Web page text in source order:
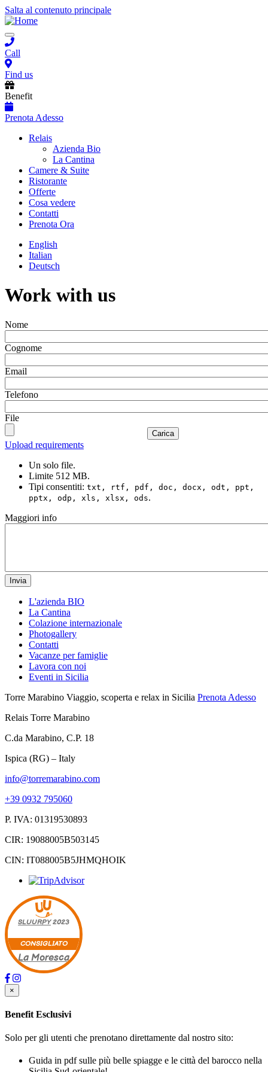
Salta al contenuto principale
Toggle
navigation
Call
Find us
Benefit
Prenota Adesso
Main
navigation
Relais
Azienda Bio
La Cantina
Camere & Suite
Ristorante
Offerte
Cosa vedere
Contatti
Prenota Ora
English
Italian
Deutsch
Work with us
Nome
Cognome
Email
Telefono
File
Carica
Upload requirements
Un solo file.
Limite 512 MB.
Tipi consentiti: txt, rtf, pdf, doc, docx, odt, ppt,
pptx, odp, xls, xlsx, ods.
Maggiori info
Invia
L'azienda BIO
La Cantina
Colazione internazionale
Photogallery
Contatti
Vacanze per famiglie
Lavora con noi
Eventi in Sicilia
Torre Marabino Viaggio, scoperta e relax in Sicilia Prenota Adesso
Relais Torre Marabino
C.da Marabino, C.P. 18
Ispica (RG) – Italy
info@torremarabino.com
+39 0932 795060
P. IVA: 01319530893
CIR: 19088005B503145
CIN: IT088005B5JHMQHOIK
SLUURPY2023
CONSIGLIATO
La Moresca
×
Benefit Esclusivi
Solo per gli utenti che prenotano direttamente dal nostro sito:
Guida in pdf sulle più belle spiagge e le città del barocco nella